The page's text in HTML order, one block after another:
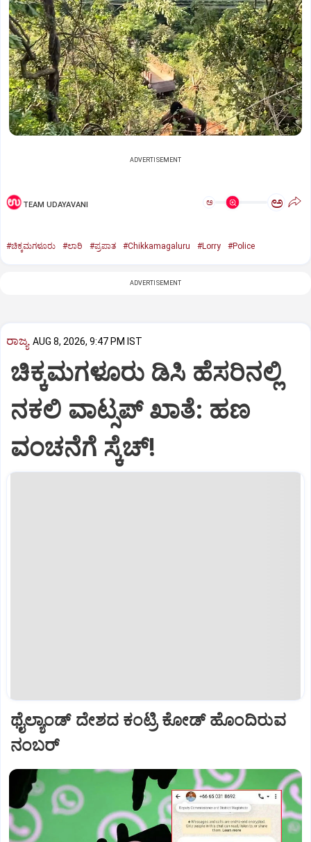
ADVERTISEMENT
TEAM UDAYAVANI ಅ ಅ
#ಚಿಕ್ಕಮಗಳೂರು #ಲಾರಿ #ಪ್ರಪಾತ #Chikkamagaluru #Lorry #Police
ADVERTISEMENT
ರಾಜ್ಯ AUG 8, 2026, 9:47 PM IST
ಚಿಕ್ಕಮಗಳೂರು ಡಿಸಿ ಹೆಸರಿನಲ್ಲಿ
ನಕಲಿ ವಾಟ್ಸಪ್ ಖಾತೆ: ಹಣ
ವಂಚನೆಗೆ ಸ್ಕೆಚ್!
ಥೈಲ್ಯಾಂಡ್ ದೇಶದ ಕಂಟ್ರಿ ಕೋಡ್ ಹೊಂದಿರುವ
ನಂಬರ್‌